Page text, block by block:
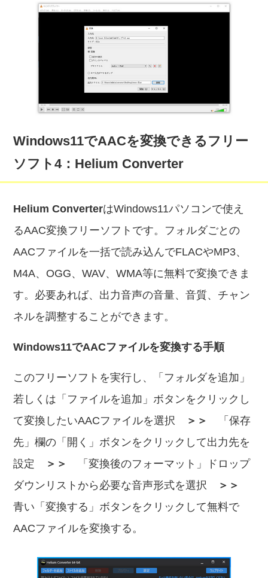
Windows11でAACを変換できるフリー
ソフト4：Helium Converter
Helium ConverterはWindows11パソコンで使え
るAAC変換フリーソフトです。フォルダごとの
AACファイルを一括で読み込んでFLACやMP3、
M4A、OGG、WAV、WMA等に無料で変換できま
す。必要あれば、出力音声の音量、音質、チャン
ネルを調整することができます。
Windows11でAACファイルを変換する手順
このフリーソフトを実行し、「フォルダを追加」
若しくは「ファイルを追加」ボタンをクリックし
て変換したいAACファイルを選択
＞＞
「保存
先」欄の「開く」ボタンをクリックして出力先を
設定
＞＞
「変換後のフォーマット」ドロップ
ダウンリストから必要な音声形式を選択
＞＞
青い「変換する」ボタンをクリックして無料で
AACファイルを変換する。